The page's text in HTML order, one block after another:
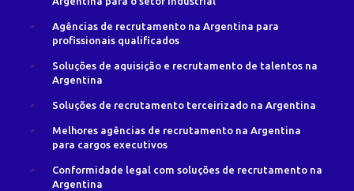
Agências de recrutamento na Argentina para
profissionais qualificados
Soluções de aquisição e recrutamento de talentos na
Argentina
Soluções de recrutamento terceirizado na Argentina
Melhores agências de recrutamento na Argentina
para cargos executivos
Conformidade legal com soluções de recrutamento na
Argentina